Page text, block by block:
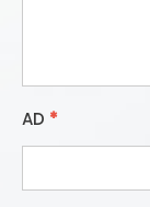
AD *